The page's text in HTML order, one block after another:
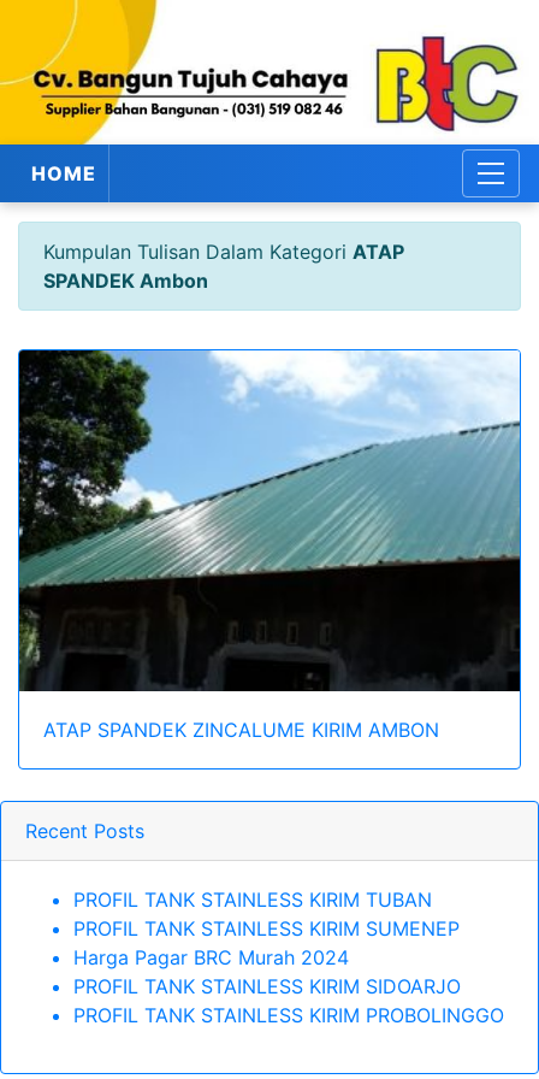
HOME
Kumpulan Tulisan Dalam Kategori ATAP
SPANDEK Ambon
ATAP SPANDEK ZINCALUME KIRIM AMBON
Recent Posts
PROFIL TANK STAINLESS KIRIM TUBAN
PROFIL TANK STAINLESS KIRIM SUMENEP
Harga Pagar BRC Murah 2024
PROFIL TANK STAINLESS KIRIM SIDOARJO
PROFIL TANK STAINLESS KIRIM PROBOLINGGO